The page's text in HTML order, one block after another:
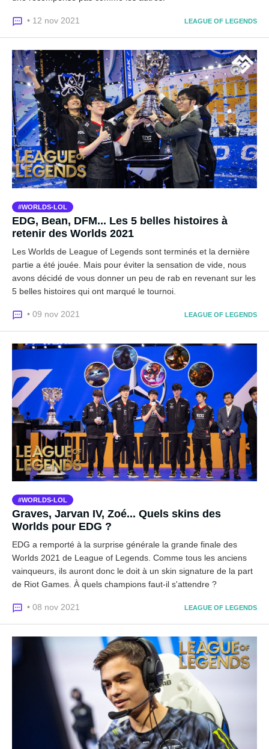
• 12 nov 2021 LEAGUE OF LEGENDS
WORLDS-LOL
EDG, Bean, DFM... Les 5 belles histoires à
retenir des Worlds 2021
Les Worlds de League of Legends sont terminés et la dernière
partie a été jouée. Mais pour éviter la sensation de vide, nous
avons décidé de vous donner un peu de rab en revenant sur les
5 belles histoires qui ont marqué le tournoi.
• 09 nov 2021 LEAGUE OF LEGENDS
WORLDS-LOL
Graves, Jarvan IV, Zoé... Quels skins des
Worlds pour EDG ?
EDG a remporté à la surprise générale la grande finale des
Worlds 2021 de League of Legends. Comme tous les anciens
vainqueurs, ils auront donc le doit à un skin signature de la part
de Riot Games. À quels champions faut-il s'attendre ?
• 08 nov 2021 LEAGUE OF LEGENDS